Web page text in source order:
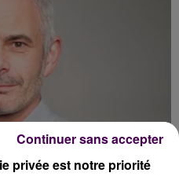
privée est notre priorité
Continuer sans accepter